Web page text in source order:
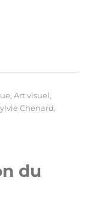
,Art visuel,
Chenard,
du